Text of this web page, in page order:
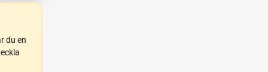
du en